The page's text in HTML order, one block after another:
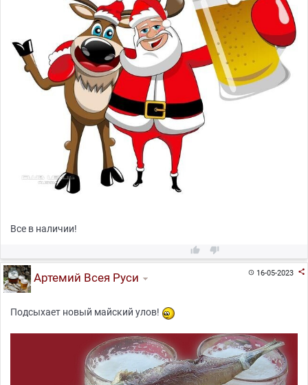
Все в наличии!
 
16-05-2023 
Артемий Всея Руси
Подсыхает новый майский улов!